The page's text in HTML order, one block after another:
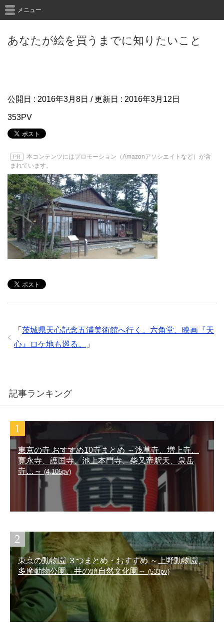
あなたが絵を買うまでに知りたいこと
メニュー
公開日 : 2016年3月8日 / 更新日 : 2016年3月12日
353PV
PR
本コンテンツにはプロモーション（Amazonアソシエイトなど）が含
まれています。
「 茨城県天心記念五浦美術館へ行く。六角堂、映画『天
心』ロケ地も巡る。
」
記事ランキング
東京の寺 おすすめ10寺まとめ ～浅草寺、増上寺、
寛永寺、護国寺、池上本門寺、柴又帝釈天、泉岳
寺…～ (4,105pv)
東京の動物園 ３つまとめ・おすすめ ～上野動物園、
多摩動物公園、井の頭自然文化園～ (533pv)